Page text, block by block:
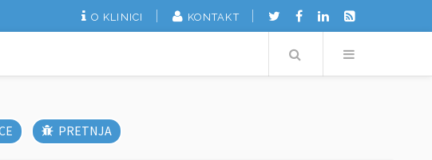
O KLINICI KONTAKT
Search
PRETNJA